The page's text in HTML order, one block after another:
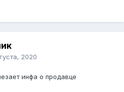
2020
инфа о продавце